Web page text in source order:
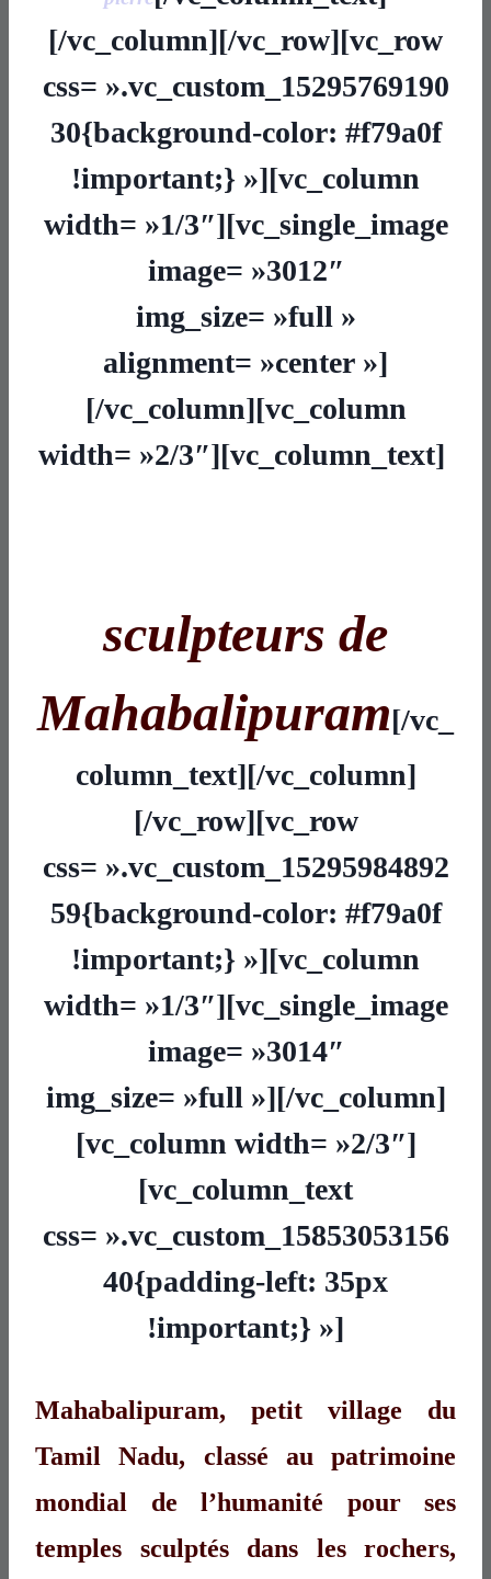
[/vc_column][/vc_row][vc_row
css= ».vc_custom_15295769190
30{background-color: #f79a0f
!important;} »][vc_column
width= »1/3″][vc_single_image
image= »3012″
img_size= »full »
alignment= »center »]
[/vc_column][vc_column
width= »2/3″][vc_column_text]
sculpteurs de
Mahabalipuram[/vc_
column_text][/vc_column]
[/vc_row][vc_row
css= ».vc_custom_15295984892
59{background-color: #f79a0f
!important;} »][vc_column
width= »1/3″][vc_single_image
image= »3014″
img_size= »full »][/vc_column]
[vc_column width= »2/3″]
[vc_column_text
css= ».vc_custom_15853053156
40{padding-left: 35px
!important;} »]
Mahabalipuram, petit village du
Tamil Nadu, classé au patrimoine
mondial de l’humanité pour ses
temples sculptés dans les rochers,